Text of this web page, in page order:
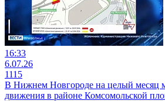
16:33
6.07.26
1115
В Нижнем Новгороде на целый месяц
движения в районе Комсомольской